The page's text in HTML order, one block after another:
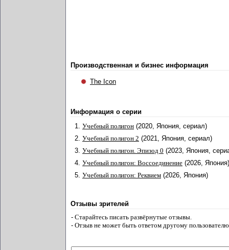
Производственная и бизнес информация
The Icon
Информация о серии
1. Учебный полигон (2020, Япония, сериал)
2. Учебный полигон 2 (2021, Япония, сериал)
3. Учебный полигон. Эпизод 0 (2023, Япония,
4. Учебный полигон: Воссоединение (2026, Япония)
5. Учебный полигон: Реквием (2026, Япония)
Отзывы зрителей
- Старайтесь писать развёрнутые отзывы.
- Отзыв не может быть ответом другому